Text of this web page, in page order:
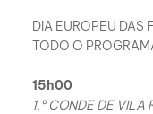
DIA EUROPEU DAS
TODO O
15h00
1.º CONDE DE VILA